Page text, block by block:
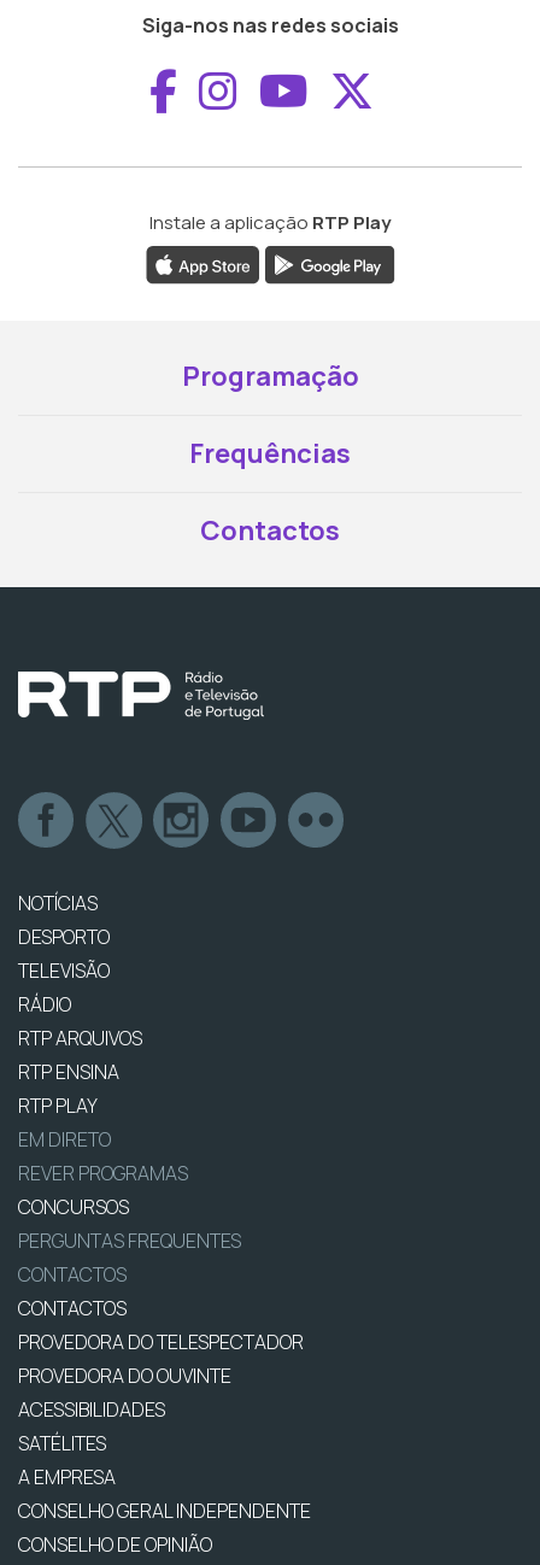
Siga-nos nas redes sociais
Aceder ao
Aceder ao
Aceder ao
Instale a aplicação RTP Play
Programação
Frequências
Contactos
NOTÍCIAS
DESPORTO
TELEVISÃO
RÁDIO
RTP ARQUIVOS
RTP ENSINA
RTP PLAY
EM DIRETO
REVER PROGRAMAS
CONCURSOS
PERGUNTAS FREQUENTES
CONTACTOS
CONTACTOS
PROVEDORA DO TELESPECTADOR
PROVEDORA DO OUVINTE
ACESSIBILIDADES
SATÉLITES
A EMPRESA
CONSELHO GERAL INDEPENDENTE
CONSELHO DE OPINIÃO